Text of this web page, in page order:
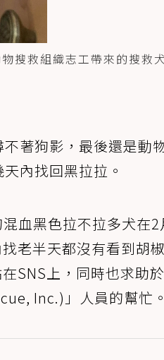
搜救組織志工帶來的搜救
著狗影，最後還是動
內找回黑拉拉。
血黑色拉不拉多犬在2
老半天都沒有看到胡
SNS上，同時也求助
Inc.)」人員的幫忙。